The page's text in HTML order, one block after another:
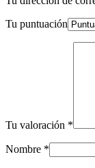
Tu puntuación
Tu valoración *
Nombre *